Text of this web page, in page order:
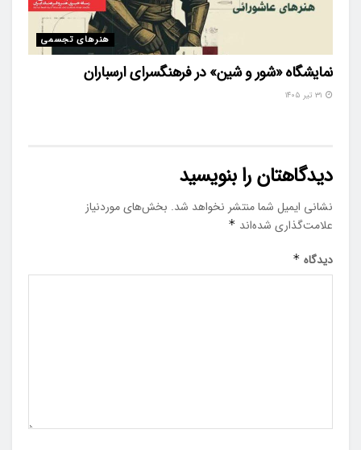
هنرهای تجسمی
نمایشگاه «شور و شین» در فرهنگسرای ارسباران
دیدگاهتان را بنویسید
نشانی ایمیل شما منتشر نخواهد شد. بخش‌های موردنیاز
علامت‌گذاری شده‌اند *
دیدگاه *